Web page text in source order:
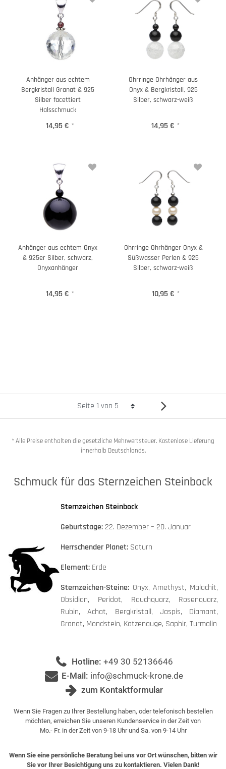
Anhänger aus echtem
Bergkristall Granat & 925
Silber facettiert
Halsschmuck
14,95 € *
Ohrringe Ohrhänger aus
Onyx & Bergkristall, 925
Silber, schwarz-weiß
14,95 € *
Anhänger aus echtem Onyx
& 925er Silber, schwarz,
Onyxanhänger
14,95 € *
Ohrringe Ohrhänger Onyx &
Süßwasser Perlen & 925
Silber, schwarz-weiß
10,95 € *
* Alle Preise enthalten die gesetzliche Mehrwertsteuer. Kostenlose Lieferung
innerhalb Deutschlands.
Schmuck für das Sternzeichen Steinbock
Sternzeichen Steinbock
Geburtstage: 22. Dezember – 20. Januar
Herrschender Planet: Saturn
Element: Erde
Sternzeichen-Steine: Onyx, Amethyst, Malachit,
Obsidian, Peridot, Rauchquarz, Rosenquarz,
Rubin, Achat, Bergkristall, Jaspis, Diamant,
Granat, Mondstein, Katzenauge, Saphir, Turmalin
Hotline: +49 30 52136646
E-Mail: info@schmuck-krone.de
zum Kontaktformular
Wenn Sie Fragen zu Ihrer Bestellung haben, oder telefonisch bestellen
möchten, erreichen Sie unseren Kundenservice in der Zeit von
Mo.- Fr. in der Zeit von 9-18 Uhr und Sa. von 9-14 Uhr
Wenn Sie eine persönliche Beratung bei uns vor Ort wünschen, bitten wir
Sie vor Ihrer Besichtigung uns zu kontaktieren. Vielen Dank!